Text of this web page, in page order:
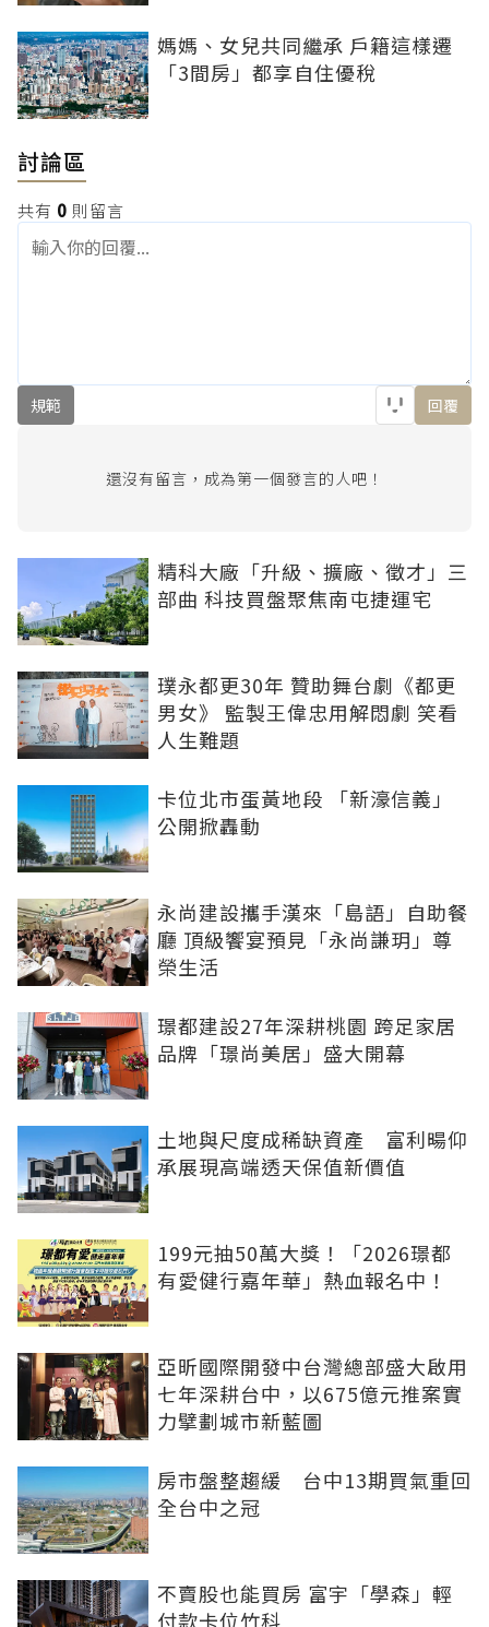
媽媽、女兒共同繼承 戶籍這樣遷
「3間房」都享自住優稅
討論區
共有 0 則留言
規範 回覆
還沒有留言，成為第一個發言的人吧！
精科大廠「升級、擴廠、徵才」三
部曲 科技買盤聚焦南屯捷運宅
璞永都更30年 贊助舞台劇《都更
男女》 監製王偉忠用解悶劇 笑看
人生難題
卡位北市蛋黃地段 「新濠信義」
公開掀轟動
永尚建設攜手漢來「島語」自助餐
廳 頂級饗宴預見「永尚謙玥」尊
榮生活
璟都建設27年深耕桃園 跨足家居
品牌「璟尚美居」盛大開幕
土地與尺度成稀缺資產 富利暘仰
承展現高端透天保值新價值
199元抽50萬大獎！「2026璟都
有愛健行嘉年華」熱血報名中！
亞昕國際開發中台灣總部盛大啟用
七年深耕台中，以675億元推案實
力擘劃城市新藍圖
房市盤整趨緩 台中13期買氣重回
全台中之冠
不賣股也能買房 富宇「學森」輕
付款卡位竹科